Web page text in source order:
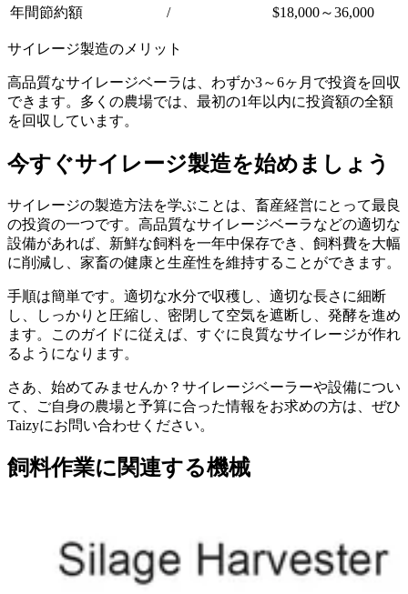
年間節約額
/ $18,000～36,000
サイレージ製造のメリット
高品質なサイレージベーラは、わずか3～6ヶ月で投資を回収
できます。多くの農場では、最初の1年以内に投資額の全額
を回収しています。
今すぐサイレージ製造を始めましょう
サイレージの製造方法を学ぶことは、畜産経営にとって最良
の投資の一つです。高品質なサイレージベーラなどの適切な
設備があれば、新鮮な飼料を一年中保存でき、飼料費を大幅
に削減し、家畜の健康と生産性を維持することができます。
手順は簡単です。適切な水分で収穫し、適切な長さに細断
し、しっかりと圧縮し、密閉して空気を遮断し、発酵を進め
ます。このガイドに従えば、すぐに良質なサイレージが作れ
るようになります。
さあ、始めてみませんか？サイレージベーラーや設備につい
て、ご自身の農場と予算に合った情報をお求めの方は、ぜひ
Taizyにお問い合わせください。
飼料作業に関連する機械